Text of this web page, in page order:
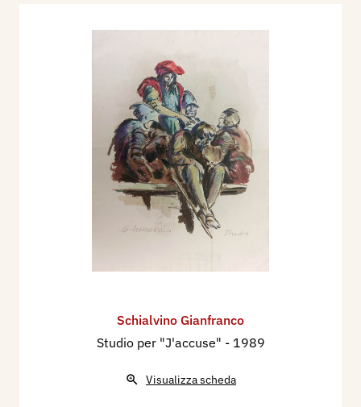
Schialvino ​Gianfranco
Studio per "J'accuse" - 1989
Visualizza scheda